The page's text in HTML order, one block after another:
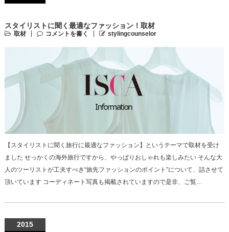
スタイリストに聞く最適なファッション！取材
取材 コメントを書く stylingcounselor
【スタイリストに聞く旅行に最適なファッション】というテーマで取材を受け
ました せっかくの海外旅行ですから、やっぱりおしゃれも楽しみたい そんな大
人のツーリストが工夫すべき“旅先ファッションのポイント”について、話させて
頂いています コーディネート写真も掲載されていますので是非、ご覧…
2015